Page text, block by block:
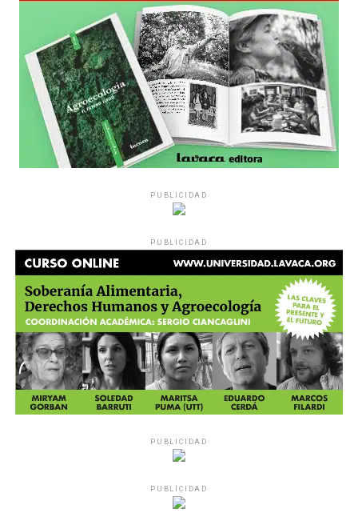
PUBLICIDAD
PUBLICIDAD
PUBLICIDAD
PUBLICIDAD
MU 1